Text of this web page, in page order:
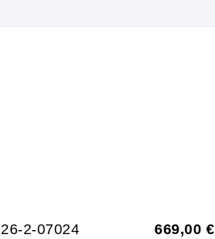
26-2-07024 669,00 €